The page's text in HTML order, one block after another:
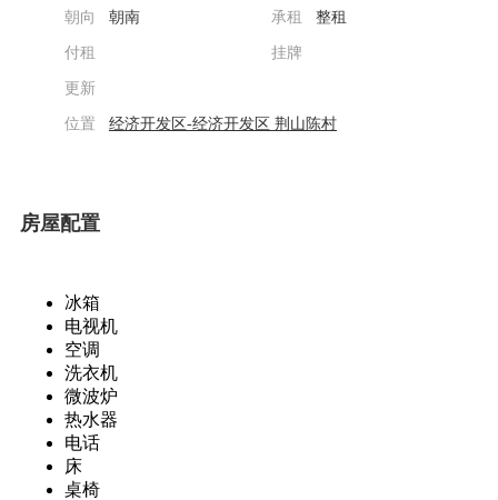
朝向 朝南 承租 整租
付租 挂牌
更新
位置 经济开发区-经济开发区 荆山陈村
房屋配置
冰箱
电视机
空调
洗衣机
微波炉
热水器
电话
床
桌椅